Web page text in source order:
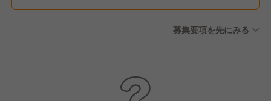
募集要項を先にみる